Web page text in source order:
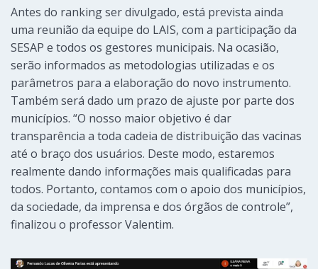
Antes do ranking ser divulgado, está prevista ainda
uma reunião da equipe do LAIS, com a participação da
SESAP e todos os gestores municipais. Na ocasião,
serão informados as metodologias utilizadas e os
parâmetros para a elaboração do novo instrumento.
Também será dado um prazo de ajuste por parte dos
municípios. “O nosso maior objetivo é dar
transparência a toda cadeia de distribuição das vacinas
até o braço dos usuários. Deste modo, estaremos
realmente dando informações mais qualificadas para
todos. Portanto, contamos com o apoio dos municípios,
da sociedade, da imprensa e dos órgãos de controle”,
finalizou o professor Valentim.